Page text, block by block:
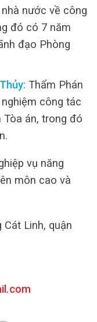
nước về công
đó có 7 năm
đạo Phòng
Thẩm Phán
công tác
Tòa án, trong đó
vụ năng
môn cao và
Linh, quận